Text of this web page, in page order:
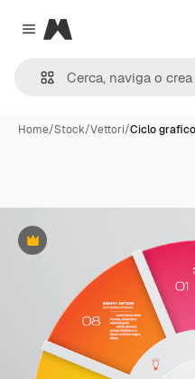
Close menu
Magnific
Home/Stock/Vettori/Ciclo
Premium